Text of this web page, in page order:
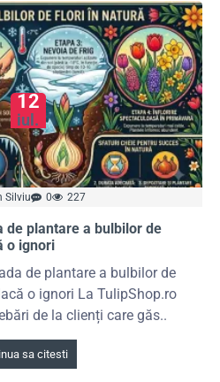
12
iul.
Silviu 0 227
de plantare a bulbilor de
o ignori
de plantare a bulbilor de
o ignori La TulipShop.ro
de la clienți care găs..
sa citesti